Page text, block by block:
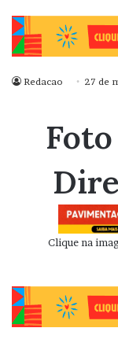
Redacao 27 de
Clique na